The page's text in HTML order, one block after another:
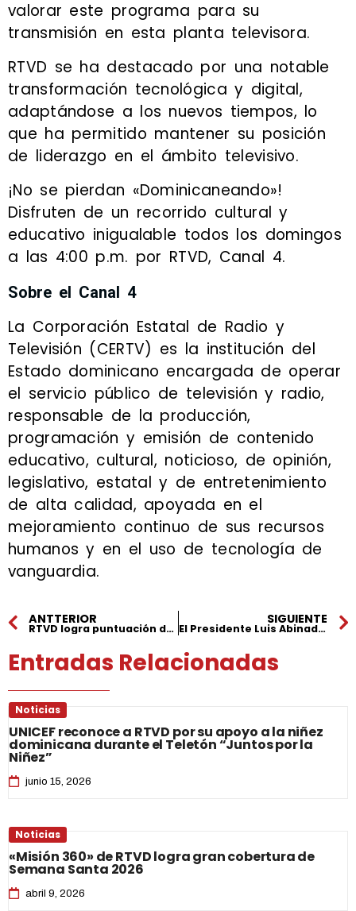
valorar este programa para su
transmisión en esta planta televisora.
RTVD se ha destacado por una notable
transformación tecnológica y digital,
adaptándose a los nuevos tiempos, lo
que ha permitido mantener su posición
de liderazgo en el ámbito televisivo.
¡No se pierdan «Dominicaneando»!
Disfruten de un recorrido cultural y
educativo inigualable todos los domingos
a las 4:00 p.m. por RTVD, Canal 4.
Sobre el Canal 4
La Corporación Estatal de Radio y
Televisión (CERTV) es la institución del
Estado dominicano encargada de operar
el servicio público de televisión y radio,
responsable de la producción,
programación y emisión de contenido
educativo, cultural, noticioso, de opinión,
legislativo, estatal y de entretenimiento
de alta calidad, apoyada en el
mejoramiento continuo de sus recursos
humanos y en el uso de tecnología de
vanguardia.
ANTTERIOR
RTVD logra puntuación de 99.79 en transparencia
SIGUIENTE
El Presidente Luis Abinader inaugura la “re-evolución” en RTVD
Entradas Relacionadas
Noticias
UNICEF reconoce a RTVD por su apoyo a la niñez
dominicana durante el Teletón “Juntos por la
Niñez”
junio 15, 2026
Noticias
«Misión 360» de RTVD logra gran cobertura de
Semana Santa 2026
abril 9, 2026